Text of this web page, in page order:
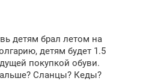
детям брал летом на
детям будет 1.5
покупкой обуви.
Сланцы? Кеды?